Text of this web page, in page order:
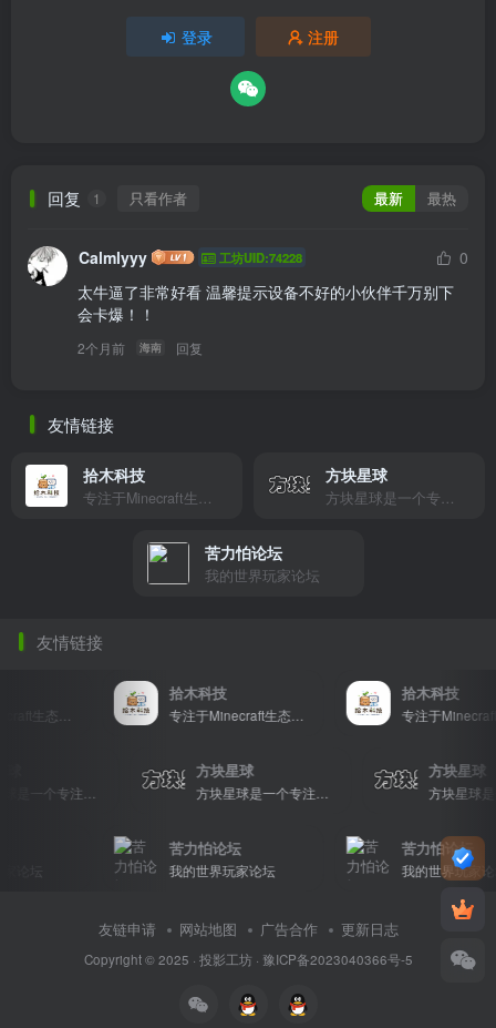
登录 注册
回复 1 只看作者 最新 最热
Calmlyyy 工坊UID:74228
0
太牛逼了非常好看 温馨提示设备不好的小伙伴千万别下
会卡爆！！
2个月前 海南 回复
友情链接
拾木科技
专注于Minecraft生态建设
方块星球
方块星球是一个专注于我的世界的中文论坛，提供丰富的资源分享、玩家交流和创意展示，包括地图、皮肤、数据包等内容，打造Minecraft玩家的专属社区乐园！
苦力怕论坛
我的世界玩家论坛
友情链接
专注于Minecraft生态建设
拾木科技
专注于Minecraft生态建设
拾木科技
方块星球 方块星
苦力怕论坛
我的世界玩家论坛
苦力怕论坛
我的世界玩家论坛
友链申请 网站地图 广告合作 更新日志
Copyright © 2025 · 投影工坊· 豫ICP备2023040366号-5